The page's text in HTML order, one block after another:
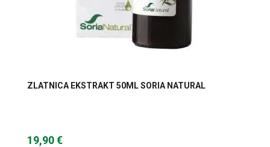
ZLATNICA EKSTRAKT 50ML SORIA NATURAL
19,90 €